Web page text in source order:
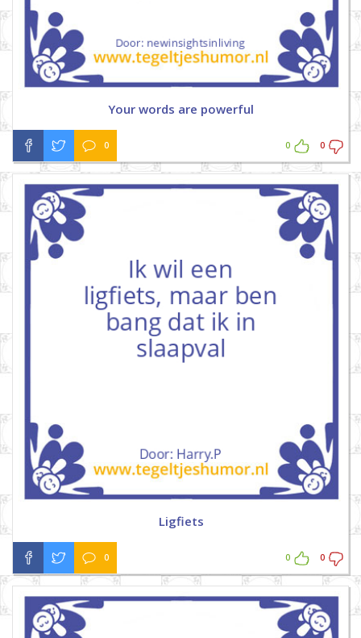
Your words are powerful
0 0 0
Ligfiets
0 0 0